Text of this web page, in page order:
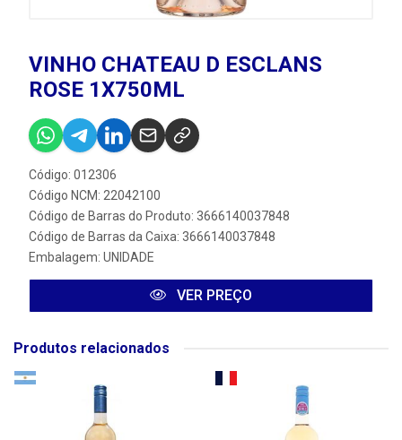
VINHO CHATEAU D ESCLANS
ROSE 1X750ML
Código: 012306
Código NCM: 22042100
Código de Barras do Produto: 3666140037848
Código de Barras da Caixa: 3666140037848
Embalagem: UNIDADE
VER PREÇO
Produtos relacionados